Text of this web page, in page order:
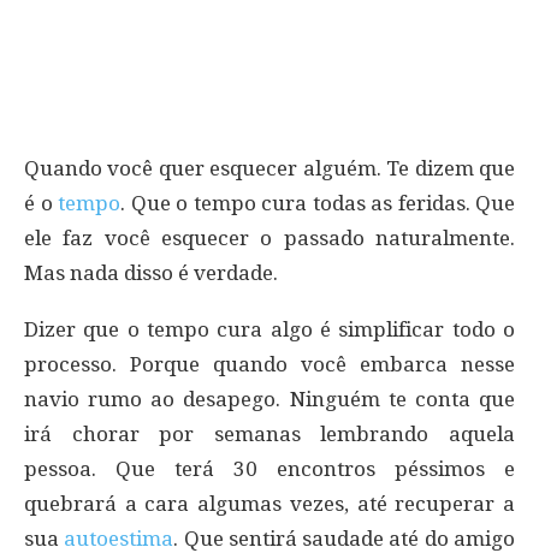
Quando você quer esquecer alguém. Te dizem que
é o tempo. Que o tempo cura todas as feridas. Que
ele faz você esquecer o passado naturalmente.
Mas nada disso é verdade.
Dizer que o tempo cura algo é simplificar todo o
processo. Porque quando você embarca nesse
navio rumo ao desapego. Ninguém te conta que
irá chorar por semanas lembrando aquela
pessoa. Que terá 30 encontros péssimos e
quebrará a cara algumas vezes, até recuperar a
sua autoestima. Que sentirá saudade até do amigo